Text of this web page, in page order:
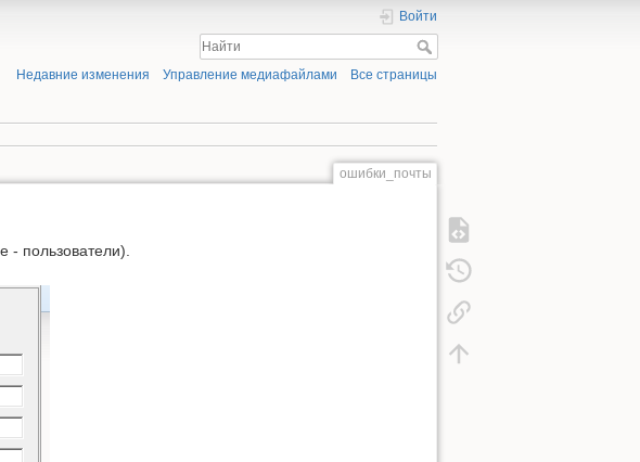
Войти
Недавние изменения Управление медиафайлами Все страницы
ошибки_почты
- пользователи).